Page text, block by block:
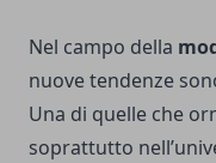
Nel campo della
nuove tendenze
Una di quelle che
soprattutto